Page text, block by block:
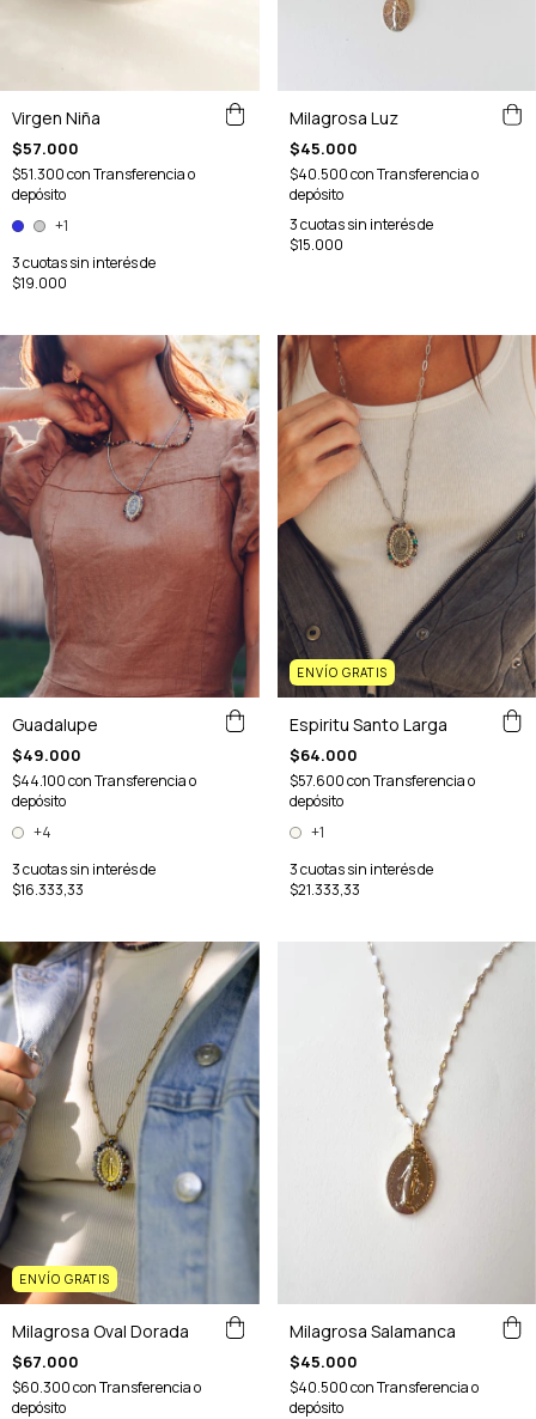
Virgen Niña
$57.000
$51.300conTransferencia o
depósito
+1
3cuotas sin interés de
$19.000
Milagrosa Luz
$45.000
$40.500conTransferencia o
depósito
3cuotas sin interés de
$15.000
Guadalupe
$49.000
$44.100conTransferencia o
depósito
+4
3cuotas sin interés de
$16.333,33
ENVÍO GRATIS
Espiritu Santo Larga
$64.000
$57.600conTransferencia o
depósito
+1
3cuotas sin interés de
$21.333,33
ENVÍO GRATIS
Milagrosa Oval Dorada
$67.000
$60.300conTransferencia o
depósito
Milagrosa Salamanca
$45.000
$40.500conTransferencia o
depósito